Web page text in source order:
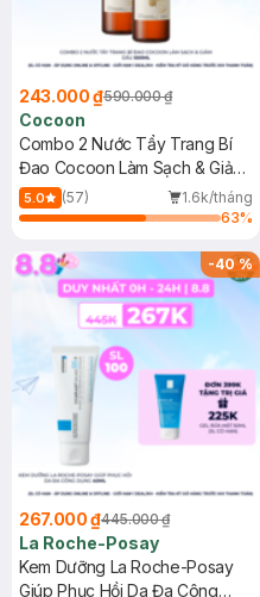
243.000 ₫590.000 ₫
Cocoon
Combo 2 Nước Tẩy Trang Bí
Đao Cocoon Làm Sạch & Giảm
Dầu 500ml
5.0 (57)
1.6k/tháng
63%
-40%
267.000 ₫445.000 ₫
La Roche-Posay
Kem Dưỡng La Roche-Posay
Giúp Phục Hồi Da Đa Công